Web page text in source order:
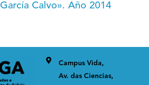
García Calvo». Año 2014
Campus Vida,
Av. das Ciencias,